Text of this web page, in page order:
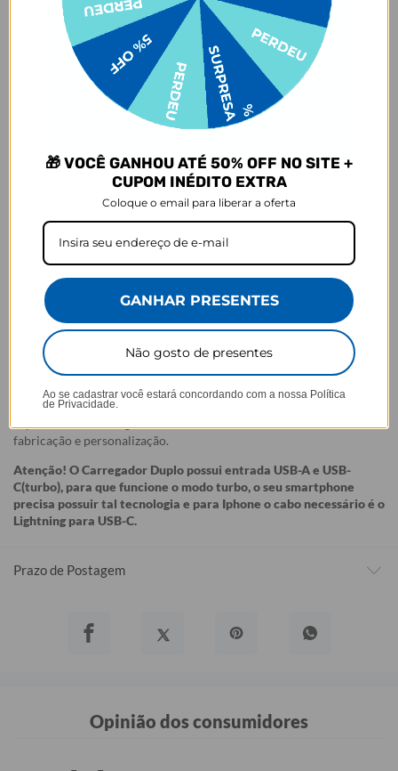
OBS: A personalização é somente em uma das faces do
carregador.
Saca só as características mais técnicas:
1 saída USB-C (carregamento turbo)
Carregamento Rápido
Garantia: 1 ano (contra defeitos de fabricação)
Output USB-A: DC5.0V 2.1A/2.1A
Nova tecnologia Smart-IC, detecta automaticamente a potência do
seu smartphone ou dispositivo, garantindo sempre a máxima
velocidade de carga.
Dimensões: 7,8 cm de largura X 6 de comprimento X 2,3 de altura
Garantia:
fabricação e personalização.
Atenção! O Carregador Duplo possui entrada USB-A e USB-
C(turbo), para que funcione o modo turbo, o seu smartphone
precisa possuir tal tecnologia e para Iphone o cabo necessário é o
Lightning para USB-C.
Prazo de Postagem
Opinião dos consumidores
🎁 VOCÊ GANHOU ATÉ 50% OFF NO SITE +
CUPOM INÉDITO EXTRA
Coloque o email para liberar a oferta
GANHAR PRESENTES
Não gosto de presentes
Ao se cadastrar você estará concordando com a nossa Política
de Privacidade.